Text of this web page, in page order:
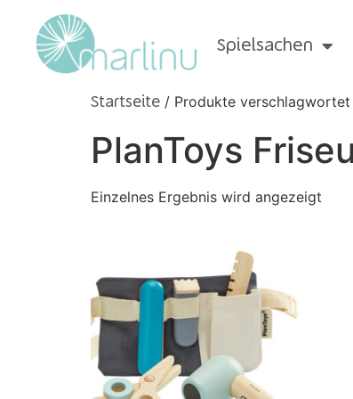
Spielsachen
Startseite / Produkte verschlagwortet
PlanToys
Einzelnes Ergebnis wird angezeigt